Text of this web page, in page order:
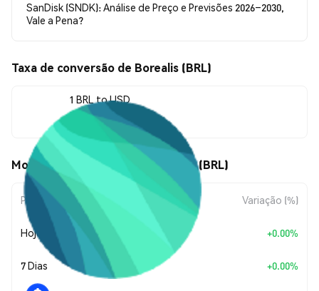
SanDisk (SNDK): Análise de Preço e Previsões 2026–2030,
Vale a Pena?
Taxa de conversão de Borealis (BRL)
1 BRL to USD
$0.00532461
Movimentos de preço de Borealis (BRL)
Período Variação do Valor Variação (%)
Hoje +0.00%
7 Dias $0.00 +0.00%